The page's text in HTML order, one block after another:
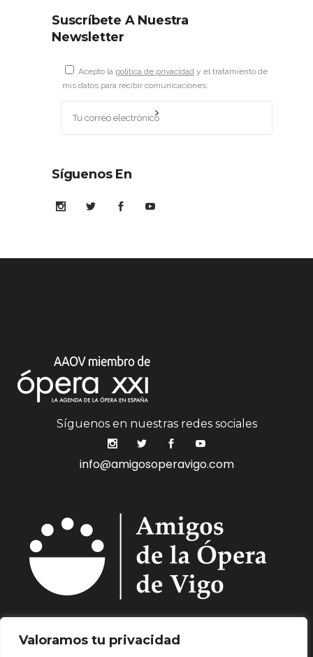
Valoramos tu privacidad
Suscríbete A Nuestra
Newsletter
Acepto la política de privacidad y el tratamiento de
mis datos para recibir comunicaciones.
Síguenos En
Síguenos en nuestras redes sociales
info@amigosoperavigo.com
Quiénes Somos. Asóciate.